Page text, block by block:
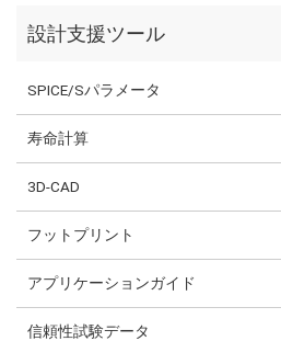
設計支援ツール
SPICE/Sパラメータ
寿命計算
3D-CAD
フットプリント
アプリケーションガイド
信頼性試験データ